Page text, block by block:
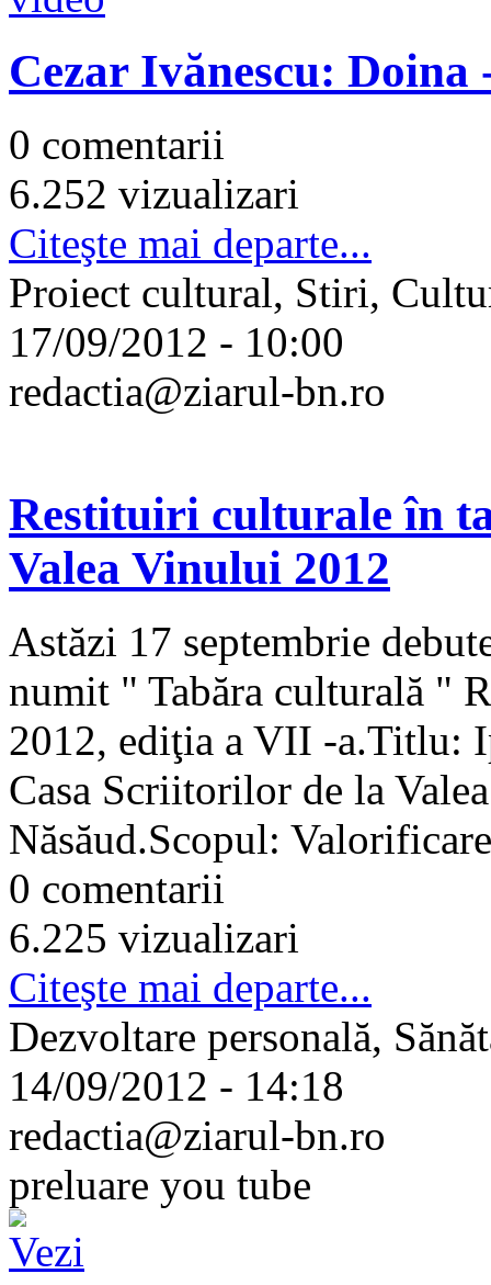
Cezar Ivănescu: Doina
0 comentarii
6.252 vizualizari
Citeşte mai departe...
Proiect cultural, Stiri,
17/09/2012 - 10:00
redactia@ziarul-bn.ro
Restituiri culturale în
Valea Vinului 2012
Astăzi 17 septembrie
numit " Tabăra culturală "
2012, ediţia a VII -a.Titlu:
Casa Scriitorilor de la
Năsăud.Scopul:
0 comentarii
6.225 vizualizari
Citeşte mai departe...
Dezvoltare personală,
14/09/2012 - 14:18
redactia@ziarul-bn.ro
preluare you tube